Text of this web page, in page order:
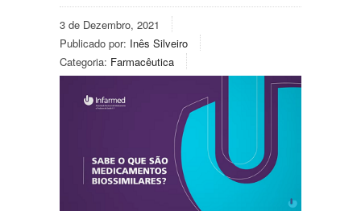
3 de Dezembro, 2021
Publicado por: Inês Silveiro
Categoria: Farmacêutica